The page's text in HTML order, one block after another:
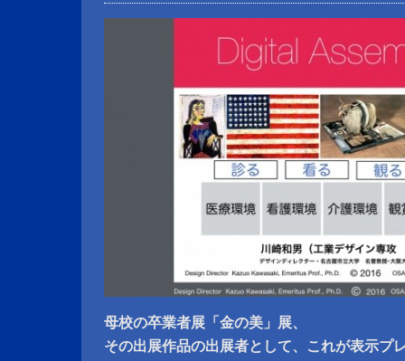
母校の卒業者展「金の美」展、
その出展作品の出展者として、これが表示プ